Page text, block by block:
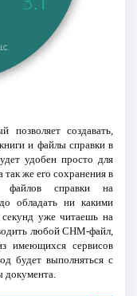
создавать,
и файлы справки в
удобен просто для
же его сохранения в
файлов справки на
обладать ни какими
уже читаешь на
любой CHM-файл,
имеющихся сервисов
будет выполняться с
документа.